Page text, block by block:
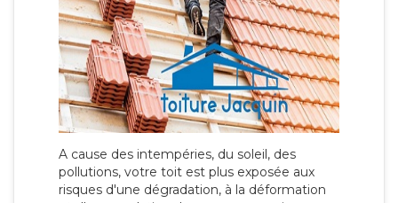
A cause des intempéries, du soleil, des
pollutions, votre toit est plus exposée aux
risques d'une dégradation, à la déformation